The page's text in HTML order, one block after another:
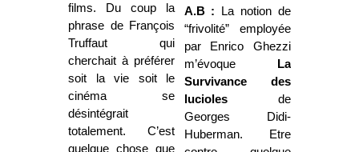
films. Du coup la
phrase de François
Truffaut qui
cherchait à préférer
soit la vie soit le
cinéma se
désintégrait
totalement. C’est
quelque chose que
A.B : La notion de
“frivolité” employée
par Enrico Ghezzi
m’évoque La
Survivancedes
luciolesde
Georges Didi-
Huberman. Etre